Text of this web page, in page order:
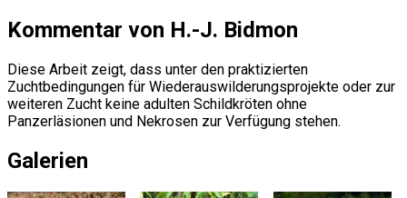
Kommentar von H.-J. Bidmon
Diese Arbeit zeigt, dass unter den praktizierten
Zuchtbedingungen für Wiederauswilderungsprojekte oder zur
weiteren Zucht keine adulten Schildkröten ohne
Panzerläsionen und Nekrosen zur Verfügung stehen.
Galerien